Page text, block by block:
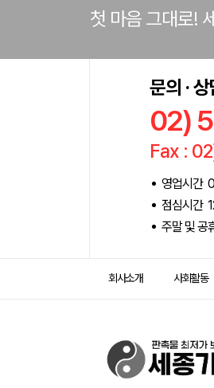
첫 마음 그대로!
문의 ·
02)
Fax :
영업시간
점심시간
주말 및 공
회사소개 사회활동